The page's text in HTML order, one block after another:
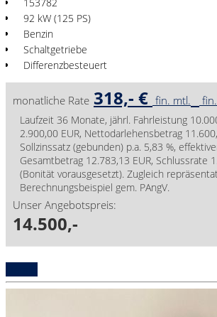
92 kW (125 PS)
Benzin
Schaltgetriebe
Differenzbesteuert
monatliche Rate 318,- € fin. mtl.
Laufzeit 36 Monate, jährl. Fahrleistung
2.900,00 EUR, Nettodarlehensbetrag
Sollzinssatz (gebunden) p.a. 5,83 %,
Gesamtbetrag 12.783,13 EUR, Schlussrate
(Bonität vorausgesetzt). Zugleich
Berechnungsbeispiel gem. PAngV.
Unser Angebotspreis:
14.500,-